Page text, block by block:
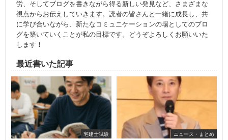
労、そしてブログを書きながら得る新しい発見など、さまざまな
視点からお伝えしていきます。読者の皆さんと一緒に成長し、共
に学び合いながら、新たなコミュニケーションの場としてのブロ
グを築いていくことが私の目標です。どうぞよろしくお願いいた
します！
最近書いた記事
宅建士試験 ニュース・まとめ